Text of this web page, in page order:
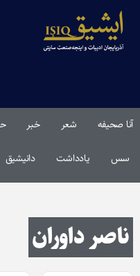
آنا صحیفه شعر خبر
سس یادداشت دانیشیق
ناصر داوران